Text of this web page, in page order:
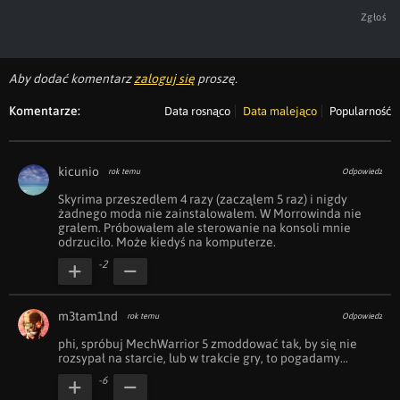
Zgłoś
Aby dodać komentarzzaloguj się proszę.
Komentarze: Data rosnąco Data malejąco Popularność
kicunio rok temu Odpowiedz
Skyrima przeszedłem 4 razy (zacząłem 5 raz) i nigdy
żadnego moda nie zainstalowałem. W Morrowinda nie
grałem. Próbowałem ale sterowanie na konsoli mnie
odrzuciło. Może kiedyś na komputerze.
-2
m3tam1nd rok temu Odpowiedz
phi, spróbuj MechWarrior 5 zmoddować tak, by się nie
rozsypał na starcie, lub w trakcie gry, to pogadamy...
-6